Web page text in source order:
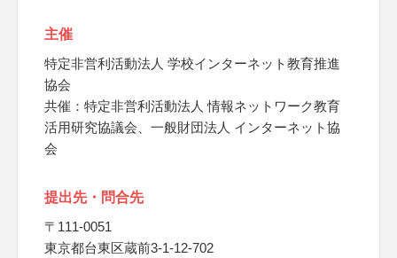
主催
特定非営利活動法人 学校インターネット教育推進
協会
共催：特定非営利活動法人 情報ネットワーク教育
活用研究協議会、一般財団法人 インターネット協
会
提出先・問合先
〒111-0051
東京都台東区蔵前3-1-12-702